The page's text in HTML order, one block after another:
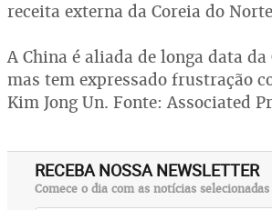
receita externa da Coreia do
A China é aliada de longa data
mas tem expressado frustração
Kim Jong Un. Fonte: Associated
RECEBA NOSSA NEWSLETTER
Comece o dia com as notícias